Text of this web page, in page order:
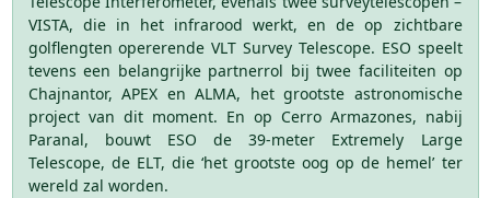
VISTA, die in het infrarood werkt, en de op zichtbare
golflengten opererende VLT Survey Telescope. ESO speelt
tevens een belangrijke partnerrol bij twee faciliteiten op
Chajnantor, APEX en ALMA, het grootste astronomische
project van dit moment. En op Cerro Armazones, nabij
Paranal, bouwt ESO de 39-meter Extremely Large
Telescope, de ELT, die ‘het grootste oog op de hemel’ ter
wereld zal worden.